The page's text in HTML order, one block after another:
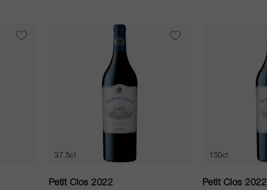
37.5cl
Petit Clos 2022
150cl
Petit Clos 2022